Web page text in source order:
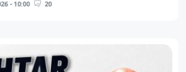
- 10:00 20